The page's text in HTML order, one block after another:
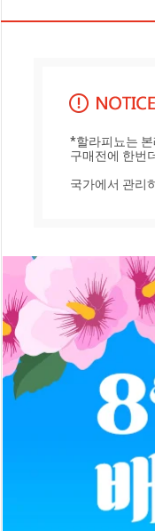
*할라피뇨는 본
구매전에 한번
국가에서 관리